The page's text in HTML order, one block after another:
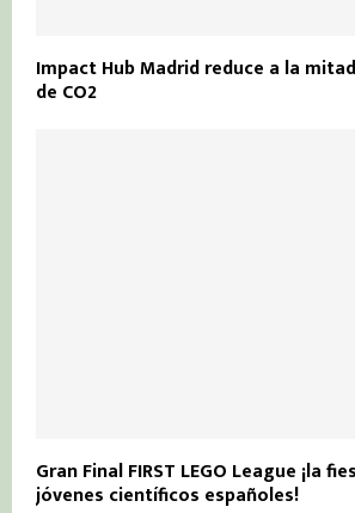
Impact Hub Madrid reduce a la
de CO2
Gran Final FIRST LEGO League ¡la
jóvenes científicos españoles!